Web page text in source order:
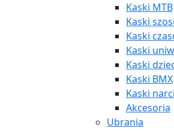
Kaski MTB
Kaski
Kaski
Kaski
Kaski
Kaski BMX
Kaski
Akcesoria
Ubrania